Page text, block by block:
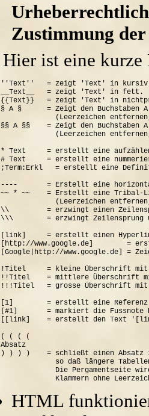
Zustimmung
Hier ist eine
''Text''   = zeigt 'Text' in
__Text__   = zeigt 'Text' in fett.
{{Text}}   = zeigt 'Text' in
§ A §      = Zeigt den Buchstaben
(Leerzeichen
§§ A §§    = Zeigt den Buchstaben
(Leerzeichen
* Text     = erstellt eine
# Text     = erstellt eine
;Term:Erkl   = erstellt eine
----       = Erstellt eine
~~ * ~~    = Erstellt eine Tribal-
(Leerzeichen
\\         = erzwingt einen
\\\        = erzwingt Zeilensprung
[link]     = erstellt einen
[http://www.google.de]        =
[Google|http://www.google.de] =
!Titel     = kleine Überschrift
!!Titel    = mittlere Überschrift
!!!Titel   = grosse Überschrift
[1]        = erstellt eine Referenz
[#1]       = markiert die Fussnote
[[link]    = erstellt den Text
( ( ( (
Absatz
) ) ) )    = schließt einen Absatz
so daß längere
Die Pergamentseite
HTML